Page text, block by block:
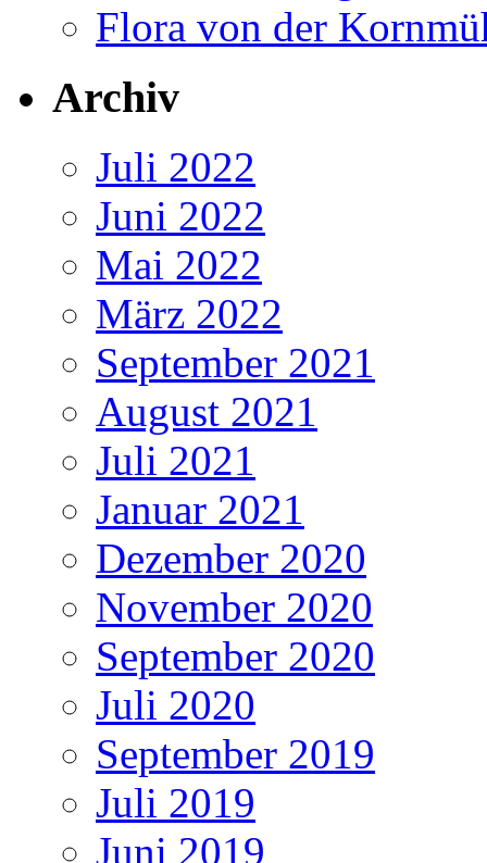
Flora von der
Archiv
Juli 2022
Juni 2022
Mai 2022
März 2022
September 2021
August 2021
Juli 2021
Januar 2021
Dezember 2020
November 2020
September 2020
Juli 2020
September 2019
Juli 2019
Juni 2019